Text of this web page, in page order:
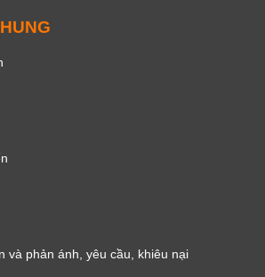
và phản ánh, yêu cầu, khiêu nại